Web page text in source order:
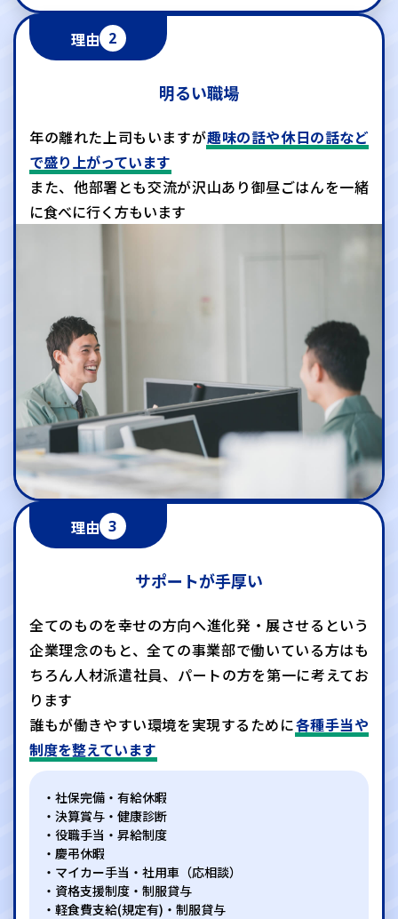
理由 2
明るい職場
年の離れた上司もいますが趣味の話や休日の話など
で盛り上がっています
また、他部署とも交流が沢山あり御昼ごはんを一緒
に食べに行く方もいます
理由 3
サポートが手厚い
全てのものを幸せの方向へ進化発・展させるという
企業理念のもと、全ての事業部で働いている方はも
ちろん人材派遣社員、パートの方を第一に考えてお
ります
誰もが働きやすい環境を実現するために各種手当や
制度を整えています
社保完備・有給休暇
決算賞与・健康診断
役職手当・昇給制度
慶弔休暇
マイカー手当・社用車（応相談）
資格支援制度・制服貸与
軽食費支給(規定有)・制服貸与